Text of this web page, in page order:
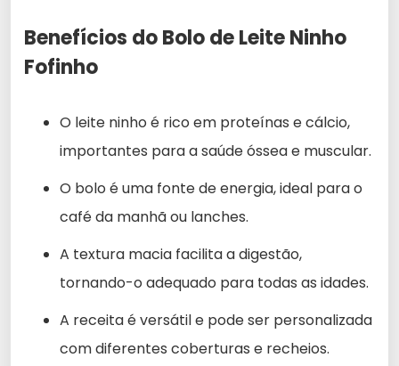
Benefícios do Bolo de Leite Ninho
Fofinho
O leite ninho é rico em proteínas e cálcio,
importantes para a saúde óssea e muscular.
O bolo é uma fonte de energia, ideal para o
café da manhã ou lanches.
A textura macia facilita a digestão,
tornando-o adequado para todas as idades.
A receita é versátil e pode ser personalizada
com diferentes coberturas e recheios.